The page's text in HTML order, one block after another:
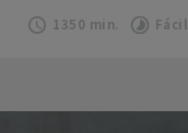
1350 min. Fácil